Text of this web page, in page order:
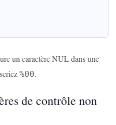
un caractère NUL dans une
%00.
de contrôle non